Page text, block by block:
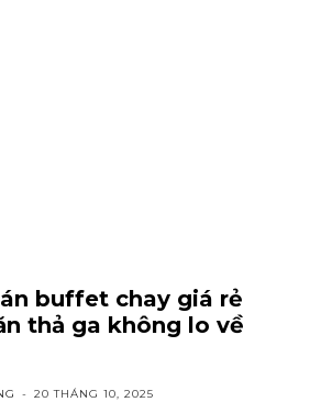
buffet chay giá rẻ
thả ga không lo về
- 20 THÁNG 10, 2025